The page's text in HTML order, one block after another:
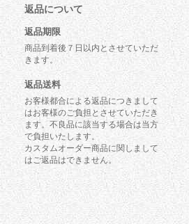
返品について
返品期限
商品到着後７日以内とさせていただ
きます。
返品送料
お客様都合による返品につきまして
はお客様のご負担とさせていただき
ます。不良品に該当する場合は当方
で負担いたします。
カスタムオーダー商品に関しまして
はご返品はできません。